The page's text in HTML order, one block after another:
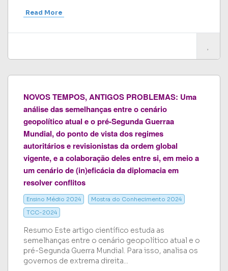
Read More
NOVOS TEMPOS, ANTIGOS PROBLEMAS: Uma
análise das semelhanças entre o cenário
geopolítico atual e o pré-Segunda Guerraa
Mundial, do ponto de vista dos regimes
autoritários e revisionistas da ordem global
vigente, e a colaboração deles entre si, em meio a
um cenário de (in)eficácia da diplomacia em
resolver conflitos
Ensino Médio 2024
Mostra do Conhecimento 2024
TCC-2024
Resumo Este artigo científico estuda as
semelhanças entre o cenário geopolítico atual e o
pré-Segunda Guerra Mundial. Para isso, analisa os
governos de extrema direita...